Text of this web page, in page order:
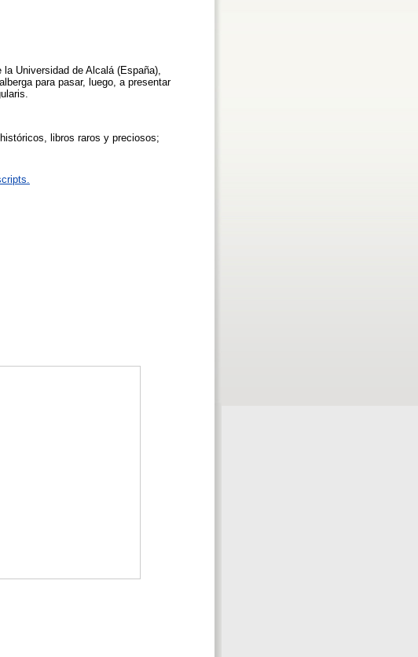
Universidad de Alcalá (España),
para pasar, luego, a presentar
libros raros y preciosos;